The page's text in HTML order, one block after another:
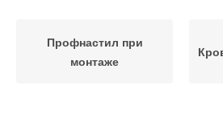
Профнастил при
монтаже